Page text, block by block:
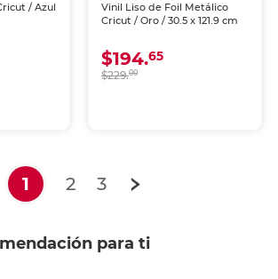
/ Azul
Vinil Liso de Foil Metálico
Cricut / Oro / 30.5 x 121.9 cm
$194.65
$229.00
1 (current)
2 3
para ti